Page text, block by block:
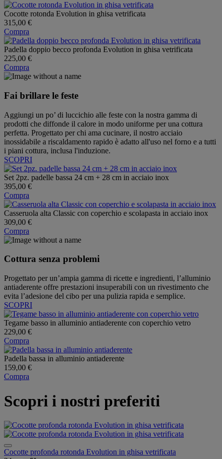
Cocotte rotonda Evolution in ghisa vetrificata
315,00 €
Compra
Padella doppio becco profonda Evolution in ghisa vetrificata
225,00 €
Compra
Fai brillare le feste
Aggiungi un po’ di luccichio alle feste con la nostra gamma di
prodotti che diffonde il calore in modo uniforme per una cottura
perfetta. Progettato per chi ama cucinare, il nostro acciaio
inossidabile a riscaldamento rapido è adatto all'uso nel forno e a tutti
i piani cottura, inclusa l'induzione.
SCOPRI
Set 2pz. padelle bassa 24 cm + 28 cm in acciaio inox
395,00 €
Compra
Casseruola alta Classic con coperchio e scolapasta in acciaio inox
309,00 €
Compra
Cottura senza problemi
Progettato per un’ampia gamma di ricette e ingredienti, l’alluminio
antiaderente offre prestazioni insuperabili con un rivestimento che
evita l’adesione del cibo per una pulizia rapida e semplice.
SCOPRI
Tegame basso in alluminio antiaderente con coperchio vetro
229,00 €
Compra
Padella bassa in alluminio antiaderente
159,00 €
Compra
Scopri i nostri preferiti
Cocotte profonda rotonda Evolution in ghisa vetrificata